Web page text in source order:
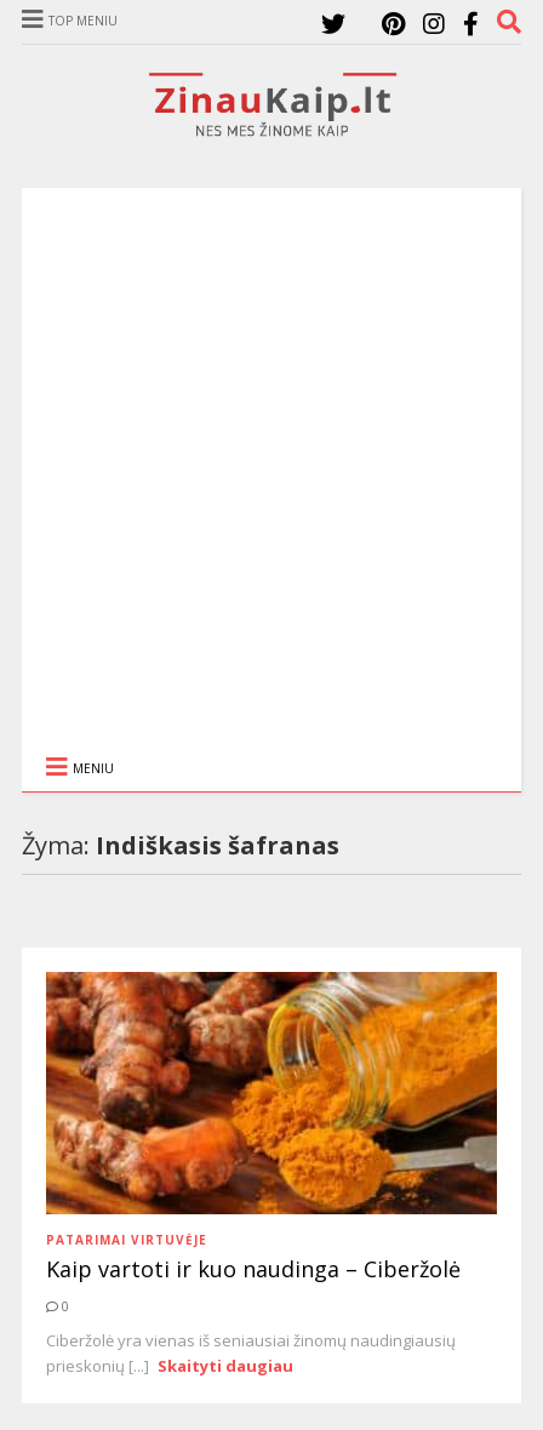
TOP MENIU
MENIU
Žyma: Indiškasis šafranas
PATARIMAI VIRTUVĖJE
Kaip vartoti ir kuo naudinga – Ciberžolė
0
Ciberžolė yra vienas iš seniausiai žinomų naudingiausių
prieskonių [...] Skaityti daugiau